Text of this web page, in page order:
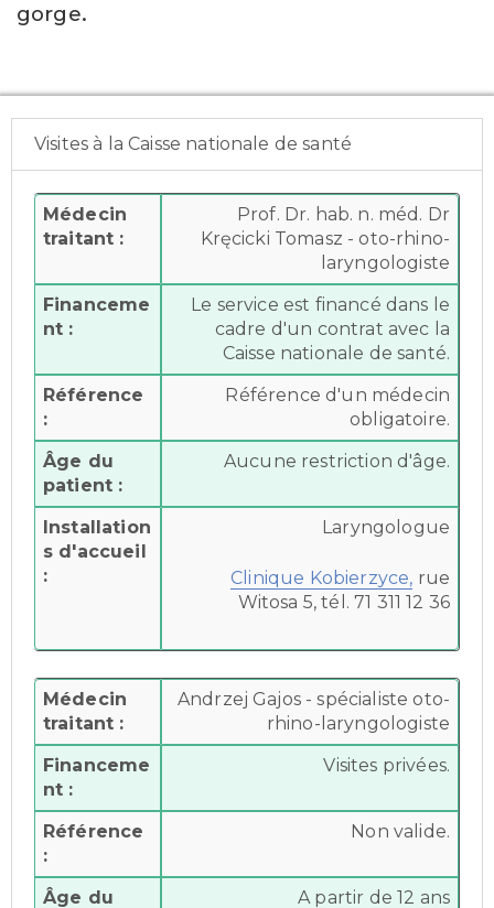
gorge.
Visites à la Caisse nationale de santé
Médecin
traitant :
Prof. Dr. hab. n. méd. Dr
Kręcicki Tomasz - oto-rhino-
laryngologiste
Financeme
nt :
Le service est financé dans le
cadre d'un contrat avec la
Caisse nationale de santé.
Référence
:
Référence d'un médecin
obligatoire.
Âge du
patient :
Aucune restriction d'âge.
Installation
s d'accueil
:
Laryngologue
Clinique Kobierzyce, rue
Witosa 5, tél. 71 311 12 36
Médecin
traitant :
Andrzej Gajos - spécialiste oto-
rhino-laryngologiste
Financeme
nt :
Visites privées.
Référence
:
Non valide.
Âge du
A partir de 12 ans